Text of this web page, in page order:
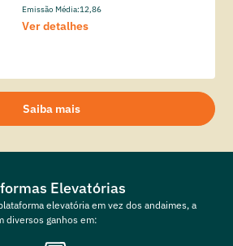
Saiba mais
Emissão Média:12,86
Ver detalhes
Elevatórias
elevatória em vez dos andaimes, a
diversos ganhos em: